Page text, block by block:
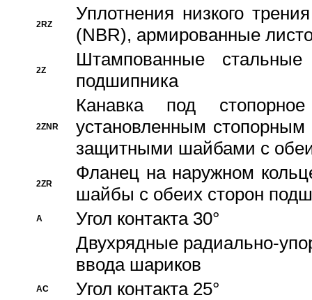
2RZ
Уплотнения низкого
(NBR), армированные
2Z
Штампованные
подшипника
2ZNR
Канавка под
установленным
защитными шайбами с
2ZR
Фланец на наружном
шайбы с обеих сторон
A
Угол контакта 30°
Двухрядные радиально-
ввода шариков
AC Угол контакта 25°